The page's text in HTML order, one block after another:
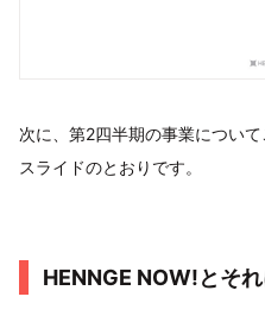
次に、第2四半期の事業につい
スライドのとおりです。
HENNGE NOW!とそ